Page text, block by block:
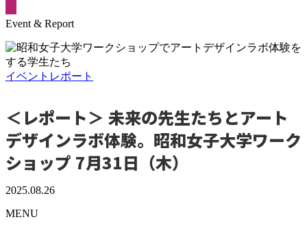
Event & Report
イベント レポート
＜レポート＞ 未来の先生たちとアート
デザインラボ体験。昭和女子大学ワーク
ショップ 7月31日（木）
2025.08.26
MENU